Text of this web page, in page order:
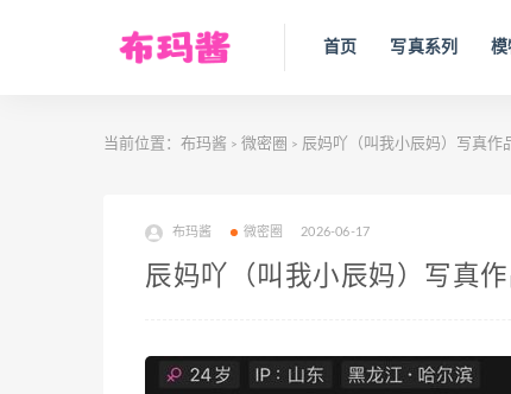
首页 写真系列 模
当前位置： 布玛酱 > 微密圈 > 辰妈吖（叫我小辰妈）写真作
布玛酱 微密圈 2026-06-17
辰妈吖（叫我小辰妈）写真